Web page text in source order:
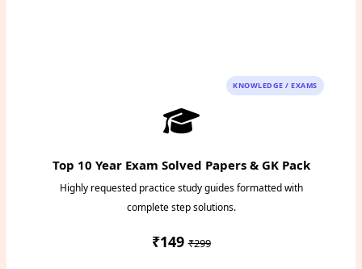
KNOWLEDGE / EXAMS
Top 10 Year Exam Solved Papers & GK Pack
Highly requested practice study guides formatted with
complete step solutions.
₹149₹299